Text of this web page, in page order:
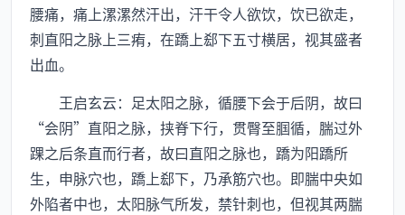
腰痛，痛上漯漯然汗出，汗干令人欲饮，饮已欲走，
刺直阳之脉上三痏，在蹻上郄下五寸横居，视其盛者
出血。
王启玄云：足太阳之脉，循腰下会于后阴，故曰
“会阴”直阳之脉，挟脊下行，贯臀至腘循，腨过外
踝之后条直而行者，故曰直阳之脉也，蹻为阳蹻所
生，申脉穴也，蹻上郄下，乃承筋穴也。即腨中央如
外陷者中也，太阳脉气所发，禁针刺也，但视其两腨